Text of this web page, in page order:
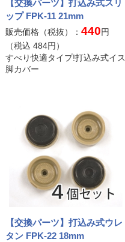
【交換パーツ】打込み式スリ
ップ FPK-11 21mm
販売価格（税抜）： 440円
（税込 484円）
すべり快適タイプ!打込み式イス
脚カバー
【交換パーツ】打込み式ウレ
タン FPK-22 18mm